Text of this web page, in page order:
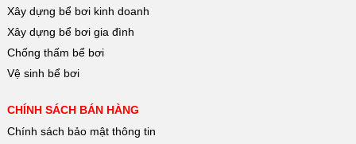
Xây dựng bể bơi kinh doanh
Xây dựng bể bơi gia đình
Chống thấm bể bơi
Vệ sinh bể bơi
CHÍNH SÁCH BÁN HÀNG
Chính sách bảo mật thông tin